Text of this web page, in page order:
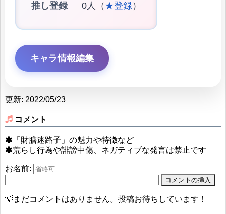
推し登録 0人（ ★登録）
キャラ情報編集
更新: 2022/05/23
コメント
「財膳迷路子」の魅力や特徴など
荒らし行為や誹謗中傷、ネガティブな発言は禁止です
お名前:
💡まだコメントはありません。投稿お待ちしています！